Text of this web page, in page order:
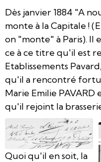
Dès janvier 1884 "A
monte à la Capitale !
on "monte" à Paris). Il
ce à ce titre qu'il est
Etablissements
qu'il a rencontré
Marie Emilie
qu'il rejoint la
Quoi qu'il en soit, la